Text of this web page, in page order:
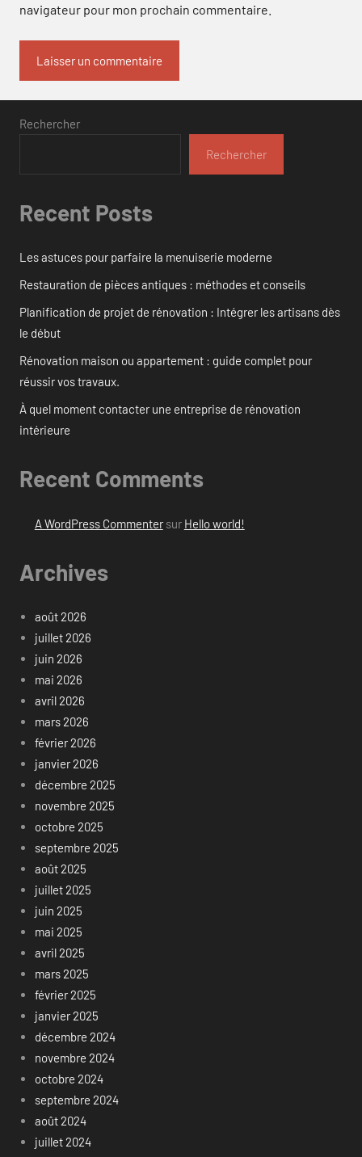
navigateur pour mon prochain commentaire.
Rechercher
Rechercher
Recent Posts
Les astuces pour parfaire la menuiserie moderne
Restauration de pièces antiques : méthodes et conseils
Planification de projet de rénovation : Intégrer les artisans dès
le début
Rénovation maison ou appartement : guide complet pour
réussir vos travaux.
À quel moment contacter une entreprise de rénovation
intérieure
Recent Comments
A WordPress Commentersur Hello world!
Archives
août 2026
juillet 2026
juin 2026
mai 2026
avril 2026
mars 2026
février 2026
janvier 2026
décembre 2025
novembre 2025
octobre 2025
septembre 2025
août 2025
juillet 2025
juin 2025
mai 2025
avril 2025
mars 2025
février 2025
janvier 2025
décembre 2024
novembre 2024
octobre 2024
septembre 2024
août 2024
juillet 2024